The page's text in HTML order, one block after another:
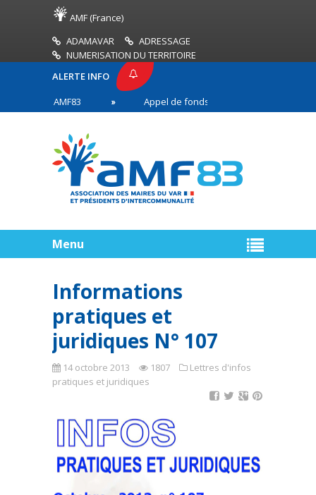
AMF (France)
ADAMAVAR
ADRESSAGE
NUMERISATION DU TERRITOIRE
ALERTE INFO
AMF83
Appel de fonds incendies de forêt
en première ligne
Menu
Informations
pratiques et
juridiques N° 107
14 octobre 2013 1807
Lettres d'infos
pratiques et juridiques